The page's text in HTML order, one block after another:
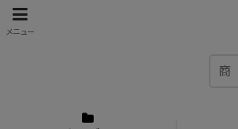
メニュー